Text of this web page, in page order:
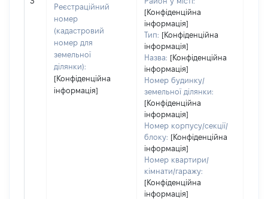
Реєстраційний
номер
(кадастровий
номер для
земельної
ділянки):
[Конфіденційна
інформація]
[Конфіденційна
інформація]
Тип: [Конфіденційна
інформація]
Назва: [Конфіденційна
інформація]
Номер будинку/
земельної ділянки:
[Конфіденційна
інформація]
Номер корпусу/секції/
блоку: [Конфіденційна
інформація]
Номер квартири/
кімнати/гаражу:
[Конфіденційна
інформація]